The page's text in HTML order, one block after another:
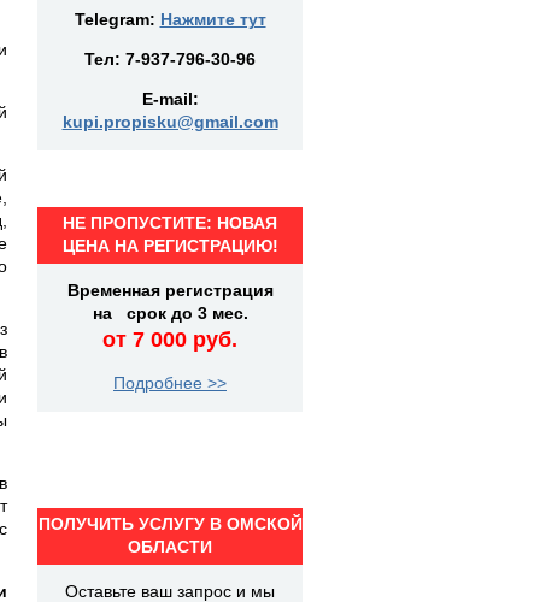
Telegram: Нажмите тут
Тел: 7-937-796-30-96
E-mail:
kupi.propisku@gmail.com
НЕ ПРОПУСТИТЕ: НОВАЯ
ЦЕНА НА РЕГИСТРАЦИЮ!
Временная регистрация
на срок до 3 мес.
от 7 000 руб.
Подробнее >>
ПОЛУЧИТЬ УСЛУГУ В ОМСКОЙ
ОБЛАСТИ
Оставьте ваш запрос и мы